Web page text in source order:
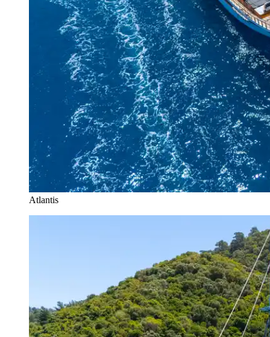
Atlantis